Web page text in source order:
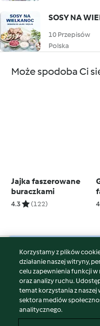
SOSY NA
10 Przepisów
Polska
Może spodoba Ci
Jajka faszerowane
buraczkami
4.3 (122)
© Copyright 2026
Warunki korzystania
Polityka prywatności
Disclaimer
Znak wydawcy
Korzystamy z plików
działanie naszej witryny,
celu zapewnienia funkcji
oraz analizy ruchu.
temat korzystania z
sektora mediów
analitycznego.